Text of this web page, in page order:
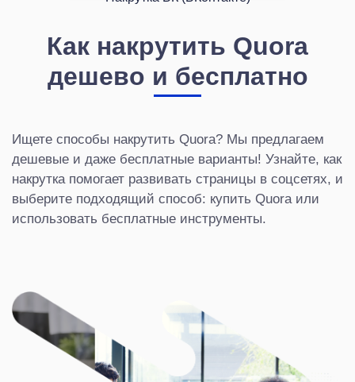
Как накрутить Quora
дешево и бесплатно
Ищете способы накрутить Quora? Мы предлагаем
дешевые и даже бесплатные варианты! Узнайте, как
накрутка помогает развивать страницы в соцсетях, и
выберите подходящий способ: купить Quora или
использовать бесплатные инструменты.